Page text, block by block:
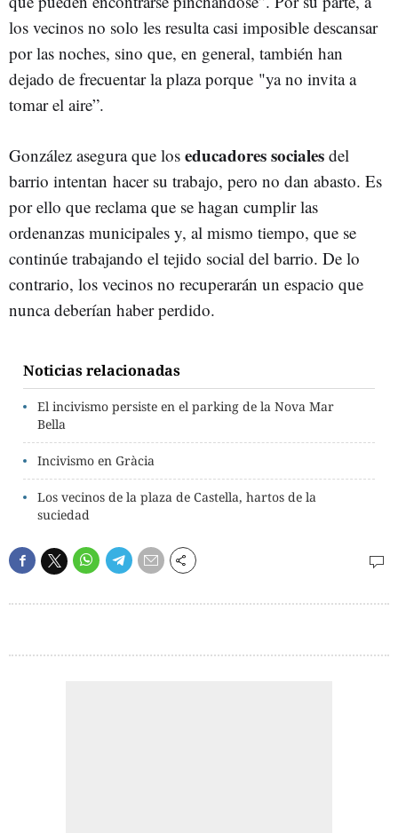
los vecinos no solo les resulta casi imposible descansar
por las noches, sino que, en general, también han
dejado de frecuentar la plaza porque "ya no invita a
tomar el aire”.
González asegura que los educadores sociales del
barrio intentan hacer su trabajo, pero no dan abasto. Es
por ello que reclama que se hagan cumplir las
ordenanzas municipales y, al mismo tiempo, que se
continúe trabajando el tejido social del barrio. De lo
contrario, los vecinos no recuperarán un espacio que
nunca deberían haber perdido.
Noticias relacionadas
El incivismo persiste en el parking de la Nova Mar
Bella
Incivismo en Gràcia
Los vecinos de la plaza de Castella, hartos de la
suciedad